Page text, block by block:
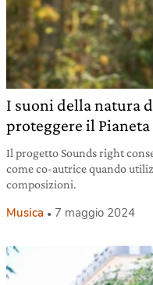
I suoni della natura
proteggere il Pianeta
Il progetto Sounds right
come co-autrice quando
composizioni.
Musica 7 maggio 2024